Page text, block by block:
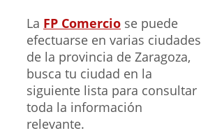
La FP Comercio se puede
efectuarse en varias ciudades
de la provincia de Zaragoza,
busca tu ciudad en la
siguiente lista para consultar
toda la información
relevante.